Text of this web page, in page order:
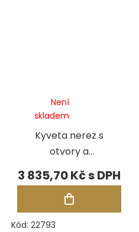
Kyveta nerez s
otvory a
prstencem,
pr.100 mm, výška
200 mm, tl. stěny
2,5 mm
Není
skladem
3 835,70 Kč
Kód: 22793